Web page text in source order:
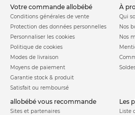
votre commande allobébé
Conditions générales de vente
Protection des données personnelles
Personnaliser les cookies
Politique de cookies
Modes de livraison
Moyens de paiement
Garantie stock & produit
Satisfait ou remboursé
à
Qui
Nos
Nos
allobébé vous recommande
Sites et partenaires
les
Liste